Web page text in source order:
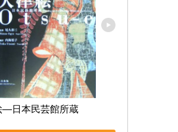
―日本民芸館所蔵